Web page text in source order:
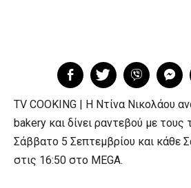
TV COOKING | Η Ντίνα Νικολάου
bakery και δίνει ραντεβού με
Σάββατο 5 Σεπτεμβρίου και κάθε
στις 16:50 στο MEGA.